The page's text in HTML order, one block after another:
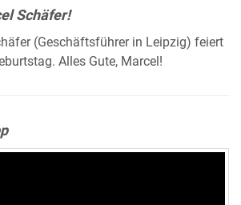
Schäfer!
(Geschäftsführer in Leipzig) feiert
Alles Gute, Marcel!